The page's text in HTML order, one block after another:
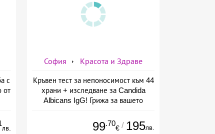
с
от
лв.
София Красота и Здраве
Кръвен тест за непоносимост към 44
храни + изследване за Candida
Albicans IgG! Грижа за вашето
99.70
€ / 195лв.